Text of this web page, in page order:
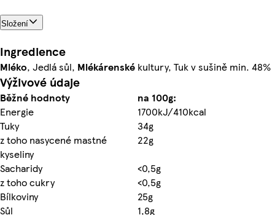
Složení
Ingredience
Mléko, Jedlá sůl, Mlékárenské kultury, Tuk v sušině min. 48%
Výživové údaje
Běžné hodnoty
na 100g:
Energie
1700kJ/410kcal
Tuky
34g
z toho nasycené mastné
kyseliny
22g
Sacharidy
<0,5g
z toho cukry
<0,5g
Bílkoviny
25g
Sůl
1,8g